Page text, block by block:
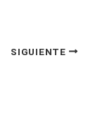
SIGUIENTE